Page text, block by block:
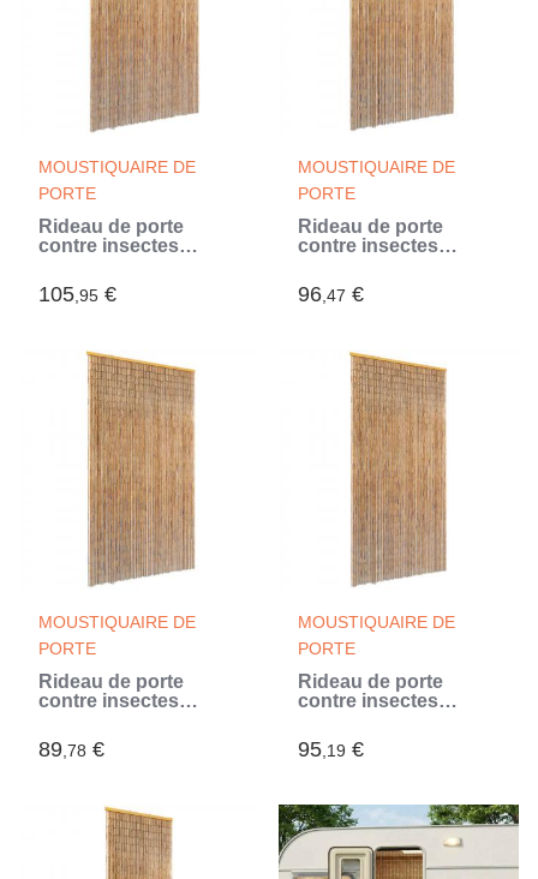
MOUSTIQUAIRE DE
PORTE
Rideau de porte
contre insectes
105,95 €
MOUSTIQUAIRE DE
PORTE
Rideau de porte
contre insectes
96,47 €
MOUSTIQUAIRE DE
PORTE
Rideau de porte
contre insectes
89,78 €
MOUSTIQUAIRE DE
PORTE
Rideau de porte
contre insectes
95,19 €